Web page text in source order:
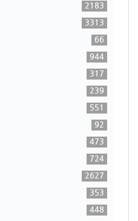
2183
3313
66
944
317
239
551
92
473
724
2627
353
448